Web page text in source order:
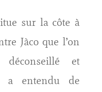
sur la côte à
Jàco que l’on
et
a entendu de